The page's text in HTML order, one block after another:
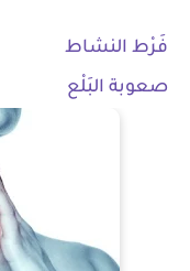
فَرْط النشاط
صعوبة البَلْع